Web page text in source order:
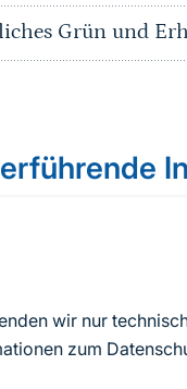
wir nur
zum
Grün und
in der